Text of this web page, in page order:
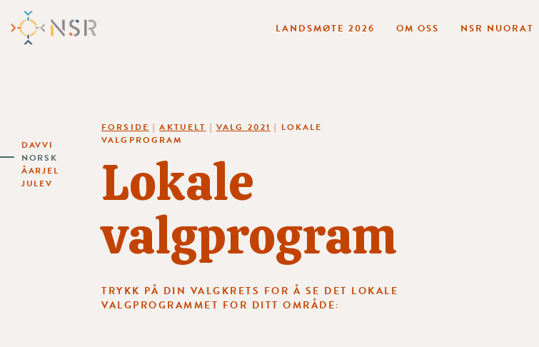
DAVVI
NORSK
ÅARJEL
JULEV
LANDSMØTE 2026 OM OSS NSR NUORAT
FORSIDE |AKTUELT | VALG 2021 | LOKALE
VALGPROGRAM
Lokale
valgprogram
TRYKK PÅ DIN VALGKRETS FOR Å SE DET LOKALE
VALGPROGRAMMET FOR DITT OMRÅDE: